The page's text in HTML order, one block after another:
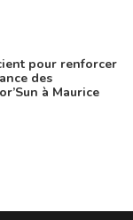
pour renforcer
des
à Maurice